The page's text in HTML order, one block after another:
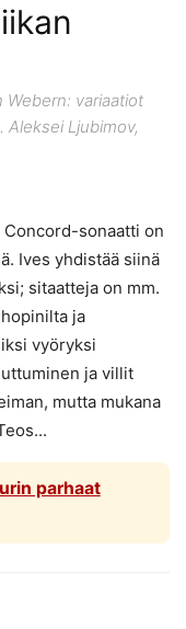
variaatiot
Aleksei Ljubimov,
sonaatti on
Ives yhdistää siinä
sitaatteja on mm.
ja
vyöryksi
ja villit
mutta mukana
parhaat